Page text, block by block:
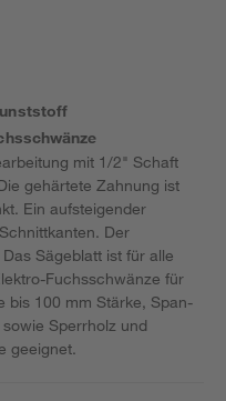
mit 1/2" Schaft
gehärtete Zahnung ist
Ein aufsteigender
Der
Sägeblatt ist für alle
Fuchsschwänze für
bis 100 mm Stärke, Span-
Sperrholz und
geeignet.